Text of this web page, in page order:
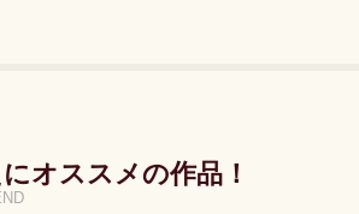
オススメの作品！